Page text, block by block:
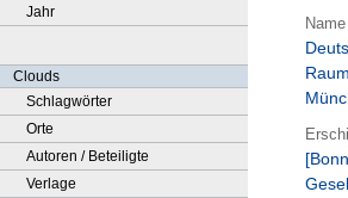
Jahr
Clouds
Schlagwörter
Orte
Autoren / Beteiligte
Verlage